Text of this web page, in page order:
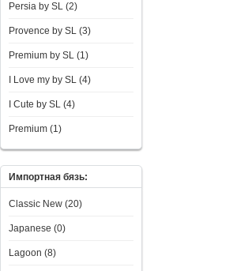
Persia by SL (2)
Provence by SL (3)
Premium by SL (1)
I Love my by SL (4)
I Сute by SL (4)
Premium (1)
Импортная бязь:
Classic New (20)
Japanese (0)
Lagoon (8)